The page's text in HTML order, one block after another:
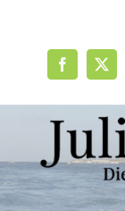
Facebook
X